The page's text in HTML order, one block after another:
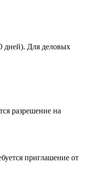
дней). Для деловых
разрешение на
приглашение от